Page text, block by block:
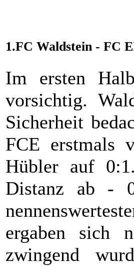
1.FC Waldstein - FC
Im ersten
vorsichtig.
Sicherheit
FCE erstmals
Hübler auf
Distanz ab -
ergaben sich
zwingend